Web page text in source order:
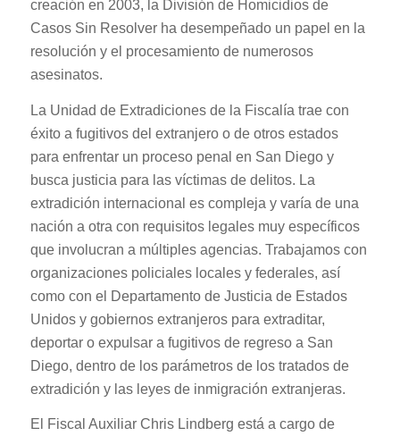
creación en 2003, la División de Homicidios de
Casos Sin Resolver ha desempeñado un papel en la
resolución y el procesamiento de numerosos
asesinatos.
La Unidad de Extradiciones de la Fiscalía trae con
éxito a fugitivos del extranjero o de otros estados
para enfrentar un proceso penal en San Diego y
busca justicia para las víctimas de delitos. La
extradición internacional es compleja y varía de una
nación a otra con requisitos legales muy específicos
que involucran a múltiples agencias. Trabajamos con
organizaciones policiales locales y federales, así
como con el Departamento de Justicia de Estados
Unidos y gobiernos extranjeros para extraditar,
deportar o expulsar a fugitivos de regreso a San
Diego, dentro de los parámetros de los tratados de
extradición y las leyes de inmigración extranjeras.
El Fiscal Auxiliar Chris Lindberg está a cargo de